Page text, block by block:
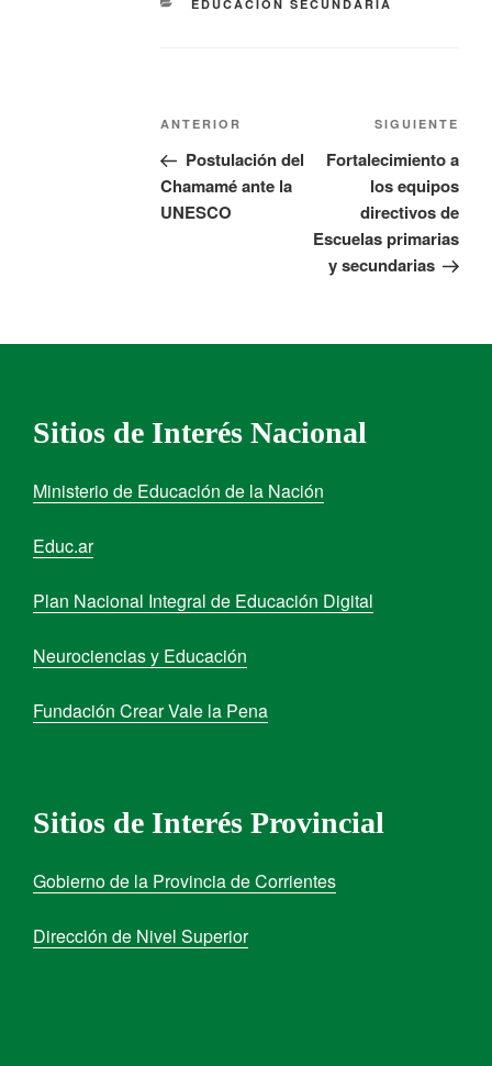
EDUCACIÓN SECUNDARIA
ANTERIOR
Postulación del
Chamamé ante la
UNESCO
SIGUIENTE
Fortalecimiento a
los equipos
directivos de
Escuelas primarias
y secundarias
Sitios de Interés Nacional
Ministerio de Educación de la Nación
Educ.ar
Plan Nacional Integral de Educación Digital
Neurociencias y Educación
Fundación Crear Vale la Pena
Sitios de Interés Provincial
Gobierno de la Provincia de Corrientes
Dirección de Nivel Superior